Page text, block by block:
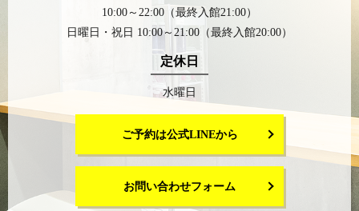
10:00～22:00（最終入館21:00）
日曜日・祝日 10:00～21:00（最終入館20:00）
定休日
水曜日
ご予約は公式LINEから
お問い合わせフォーム